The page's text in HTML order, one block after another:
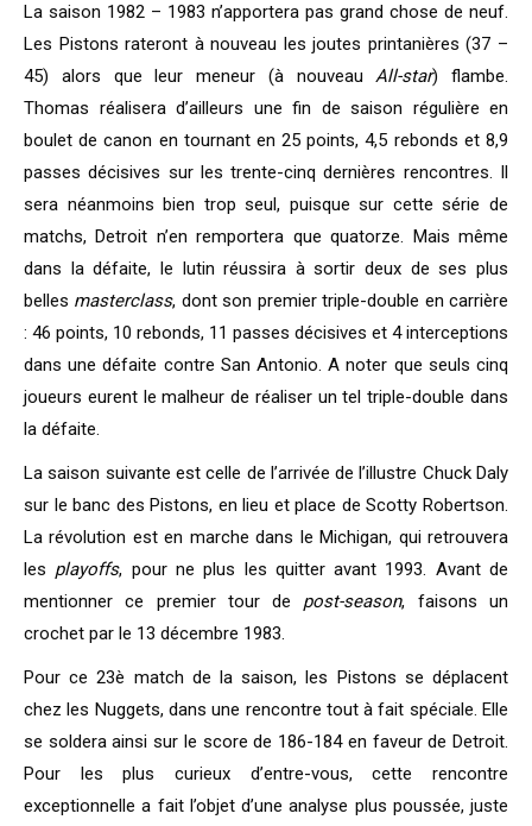
La saison 1982 – 1983 n’apportera pas grand chose de neuf.
Les Pistons rateront à nouveau les joutes printanières (37 –
45) alors que leur meneur (à nouveauAll-star) flambe.
Thomas réalisera d’ailleurs une fin de saison régulière en
boulet de canon en tournant en 25 points, 4,5 rebonds et 8,9
passes décisives sur les trente-cinq dernières rencontres. Il
sera néanmoins bien trop seul, puisque sur cette série de
matchs, Detroit n’en remportera que quatorze. Mais même
dans la défaite, le lutin réussira à sortir deux de ses plus
belles masterclass, dont son premier triple-double en carrière
: 46 points, 10 rebonds, 11 passes décisives et 4 interceptions
dans une défaite contre San Antonio. A noter que seuls cinq
joueurs eurent le malheur de réaliser un tel triple-double dans
la défaite.
La saison suivante est celle de l’arrivée de l’illustre Chuck Daly
sur le banc des Pistons, en lieu et place de Scotty Robertson.
La révolution est en marche dans le Michigan, qui retrouvera
les playoffs, pour ne plus les quitter avant 1993. Avant de
mentionner ce premier tour de post-season, faisons un
crochet par le 13 décembre 1983.
Pour ce 23è match de la saison, les Pistons se déplacent
chez les Nuggets, dans une rencontre tout à fait spéciale. Elle
se soldera ainsi sur le score de 186-184 en faveur de Detroit.
Pour les plus curieux d’entre-vous, cette rencontre
exceptionnelle a fait l’objet d’une analyse plus poussée, juste